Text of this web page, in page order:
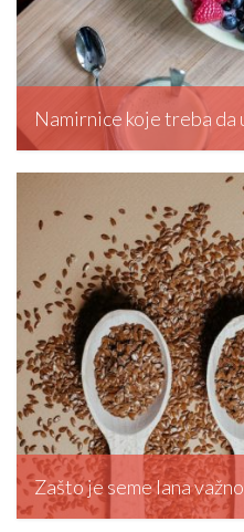
Namirnice koje treba da
Admin MD, September 26, 2023
Zašto je seme lana